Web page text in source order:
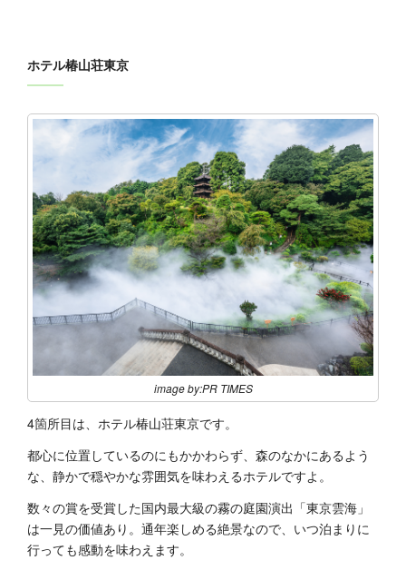
ホテル椿山荘東京
image by:PR TIMES
4箇所目は、ホテル椿山荘東京です。
都心に位置しているのにもかかわらず、森のなかにあるよう
な、静かで穏やかな雰囲気を味わえるホテルですよ。
数々の賞を受賞した国内最大級の霧の庭園演出「東京雲海」
は一見の価値あり。通年楽しめる絶景なので、いつ泊まりに
行っても感動を味わえます。